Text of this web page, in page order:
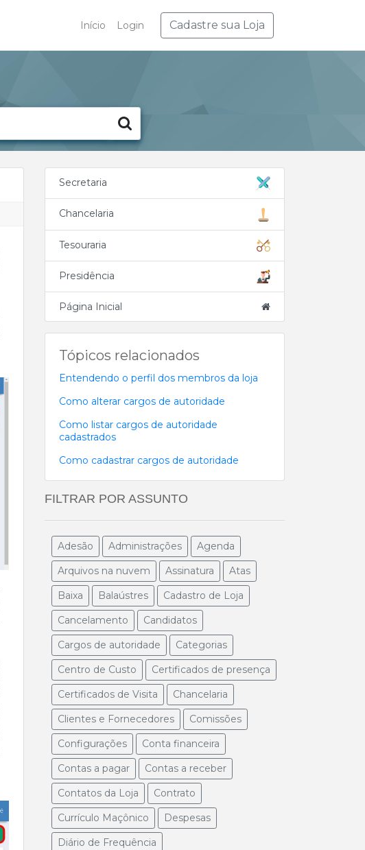
Início Login Cadastre sua Loja
Secretaria
Chancelaria
Tesouraria
Presidência
Página Inicial
Tópicos relacionados
Entendendo o perfil dos membros da loja
Como alterar cargos de autoridade
Como listar cargos de autoridade
cadastrados
Como cadastrar cargos de autoridade
FILTRAR POR ASSUNTO
Adesão Administrações
Agenda
Arquivos na nuvem
Assinatura
Atas
Baixa
Balaústres
Cadastro de Loja
Cancelamento
Candidatos
Cargos de autoridade
Categorias
Centro de Custo
Certificados de presença
Certificados de Visita
Chancelaria
Clientes e Fornecedores
Comissões
Configurações
Conta financeira
Contas a pagar
Contas a receber
Contatos da Loja
Contrato
Currículo Maçônico
Despesas
Diário de Frequência